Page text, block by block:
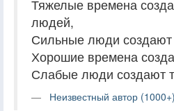
Тяжелые времена
людей,
Сильные люди
Хорошие времена
Слабые люди создают
Неизвестный автор (1000+)